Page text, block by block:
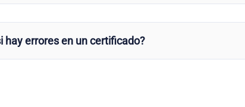
hay errores en un certificado?